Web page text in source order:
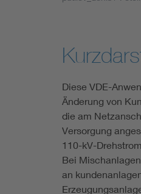
Living
Smart
Diese VDE-
Änderung von
die am
Versorgung
110-kV-
Bei
an